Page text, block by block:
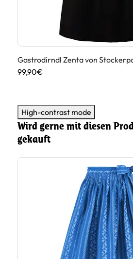
Gastrodirndl Zenta von
99,90€
High-contrast mode
Wird gerne mit diesen
gekauft